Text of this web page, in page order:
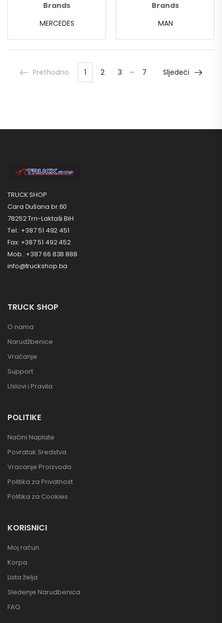
Brands
MERCEDES
Brands
MAN
Prethodno 1 2 3 … 7 Sljedeći
TRUCK SHOP
Cara Dušana br.60
78252 Trn-Laktaši BiH
Tel.: +387 51 492 451
Fax: +387 51 492 452
Mob.: +387 66 838 888
info@truckshop.ba
TRUCK SHOP
O nama
Narudžbenice
Vraćanje
Support
Uslovi i Pravila
POLITIKE
Načini Naplate
Povratak Sredstva
Vracanje Proizvoda
Politika za Privatnost
Politika za Cookies
KORISNICI
Moj račun
Korpa
Lista želja
Sledenje Narudbenica
FAQ